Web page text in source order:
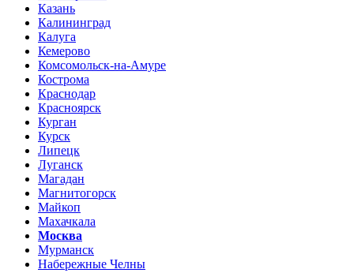
Казань
Калининград
Калуга
Кемерово
Комсомольск-на-Амуре
Кострома
Краснодар
Красноярск
Курган
Курск
Липецк
Луганск
Магадан
Магнитогорск
Майкоп
Махачкала
Москва
Мурманск
Набережные Челны